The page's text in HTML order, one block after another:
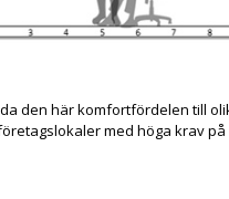
den här komfortfördelen till
med höga krav på